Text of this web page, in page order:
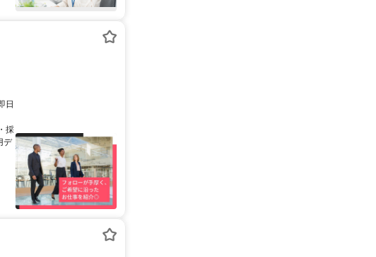
日
採
デ